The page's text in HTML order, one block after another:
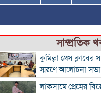
সাম্প্রতিক
কুমিল্লা প্রেস
স্মরণে আলোচনা
লাকসামে প্রেমের